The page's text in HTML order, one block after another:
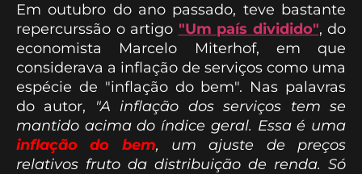
Em outubro do ano passado, teve bastante
repercurssão o artigo "Um país dividido", do
economista Marcelo Miterhof, em que
considerava a inflação de serviços como uma
espécie de "inflação do bem". Nas palavras
do autor, "A inflação dos serviços tem se
mantido acima do índice geral. Essa é uma
inflação do bem, um ajuste de preços
relativos fruto da distribuição de renda. Só